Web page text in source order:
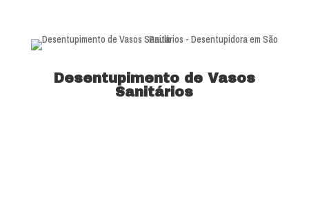
Desentupimento de Vasos
Sanitários